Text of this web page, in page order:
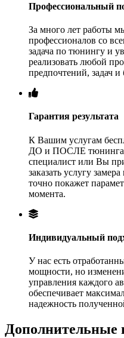
Профессиональный
За много лет работы
профессионалов со
задача по тюнингу и
реализовать любой
предпочтений, задач и
Гарантия результата
К Вашим услугам
ДО и ПОСЛЕ тюнинга,
специалист или Вы
заказать услугу
точно покажет
момента.
Индивидуальный
У нас есть
мощности, но
управления каждого
обеспечивает
надежность
Дополнительные